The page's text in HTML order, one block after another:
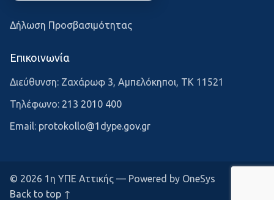
Δήλωση Προσβασιμότητας
Επικοινωνία
Διεύθυνση: Ζαχάρωφ 3, Αμπελόκηποι, ΤΚ 11521
Τηλέφωνο: 213 2010 400
Email: protokollo@1dype.gov.gr
© 2026 1η ΥΠΕ Αττικής — Powered by OneSys
Back to top ↑